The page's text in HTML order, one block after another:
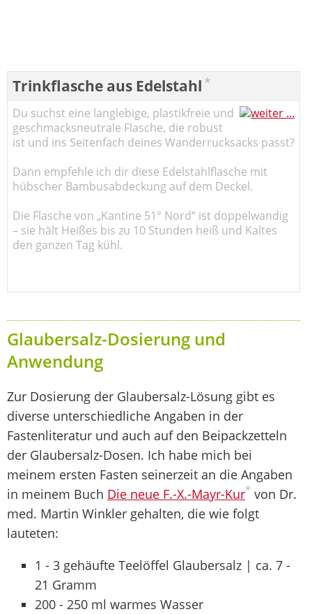
Trinkflasche aus Edelstahl *
Du suchst eine langlebige, plastikfreie und
geschmacksneutrale Flasche, die robust
ist und ins Seitenfach deines Wanderrucksacks passt?
Dann empfehle ich dir diese Edelstahlflasche mit
hübscher Bambusabdeckung auf dem Deckel.
Die Flasche von „Kantine 51° Nord“ ist doppelwandig
– sie hält Heißes bis zu 10 Stunden heiß und Kaltes
den ganzen Tag kühl.
Glaubersalz-Dosierung und
Anwendung
Zur Dosierung der Glaubersalz-Lösung gibt es
diverse unterschiedliche Angaben in der
Fastenliteratur und auch auf den Beipackzetteln
der Glaubersalz-Dosen. Ich habe mich bei
meinem ersten Fasten seinerzeit an die Angaben
in meinem Buch Die neue F.-X.-Mayr-Kur* von Dr.
med. Martin Winkler gehalten, die wie folgt
lauteten:
1 - 3 gehäufte Teelöffel Glaubersalz | ca. 7 -
21 Gramm
200 - 250 ml warmes Wasser